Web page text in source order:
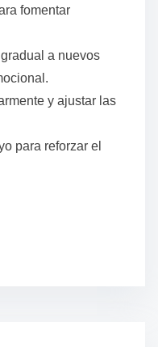
fomentar
a nuevos
y ajustar las
para reforzar el